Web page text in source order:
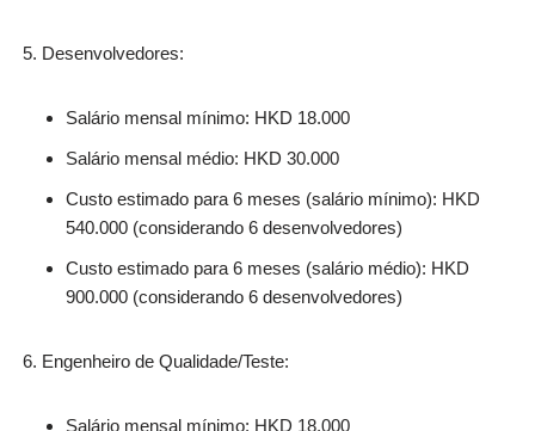
Desenvolvedores:
Salário mensal mínimo: HKD 18.000
Salário mensal médio: HKD 30.000
Custo estimado para 6 meses (salário mínimo): HKD
540.000 (considerando 6 desenvolvedores)
Custo estimado para 6 meses (salário médio): HKD
900.000 (considerando 6 desenvolvedores)
Engenheiro de Qualidade/Teste:
Salário mensal mínimo: HKD 18.000